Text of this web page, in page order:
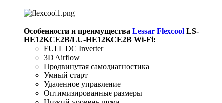
Особенности и преимущества Lessar Flexcool LS-
HE12KCE2B/LU-HE12KCE2B Wi-Fi:
FULL DC Inverter
3D Airflow
Продвинутая самодиагностика
Умный старт
Удаленное управление
Оптимизированные размеры